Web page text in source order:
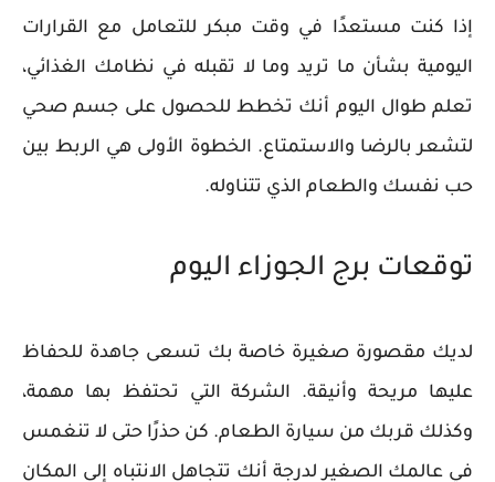
إذا كنت مستعدًا في وقت مبكر للتعامل مع القرارات
اليومية بشأن ما تريد وما لا تقبله في نظامك الغذائي،
تعلم طوال اليوم أنك تخطط للحصول على جسم صحي
لتشعر بالرضا والاستمتاع. الخطوة الأولى هي الربط بين
حب نفسك والطعام الذي تتناوله.
توقعات برج الجوزاء اليوم
لديك مقصورة صغيرة خاصة بك تسعى جاهدة للحفاظ
عليها مريحة وأنيقة. الشركة التي تحتفظ بها مهمة،
وكذلك قربك من سيارة الطعام. كن حذرًا حتى لا تنغمس
في عالمك الصغير لدرجة أنك تتجاهل الانتباه إلى المكان